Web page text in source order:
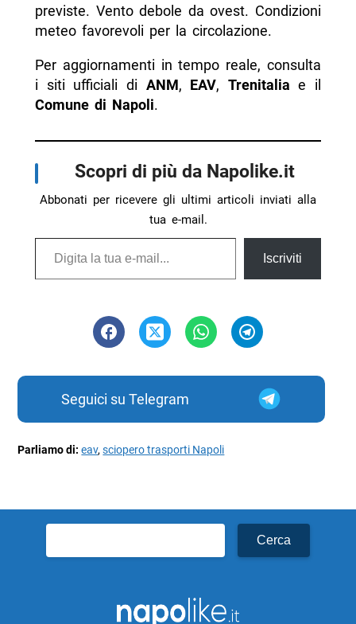
previste. Vento debole da ovest. Condizioni
meteo favorevoli per la circolazione.
Per aggiornamenti in tempo reale, consulta
i siti ufficiali di ANM, EAV, Trenitalia e il
Comune di Napoli.
Scopri di più da Napolike.it
Abbonati per ricevere gli ultimi articoli inviati alla
tua e-mail.
Digita la tua e-mail...
Iscriviti
Seguici su Telegram
Parliamo di:eav,sciopero trasporti Napoli
per: